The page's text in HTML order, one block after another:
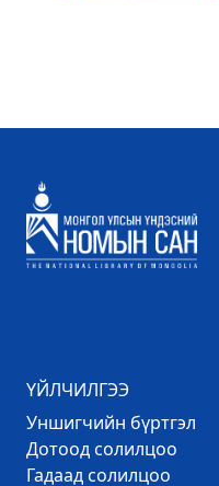
ҮЙЛЧИЛГЭЭ
Уншигчийн бүртгэл
Дотоод солилцоо
Гадаад солилцоо